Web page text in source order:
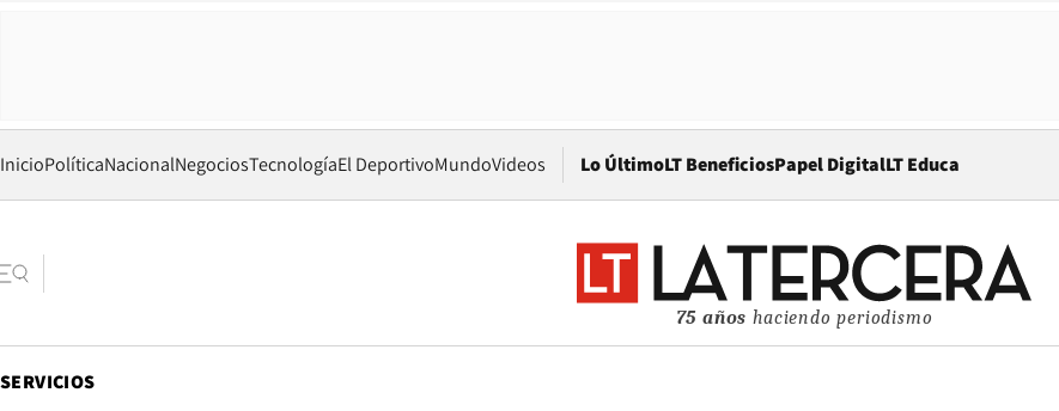
InicioPolíticaNacionalNegociosTecnologíaEl DeportivoMundoVideos Lo ÚltimoLT BeneficiosPapel DigitalOpens in new window
LT Educa
75 años haciendo periodismo
SERVICIOS